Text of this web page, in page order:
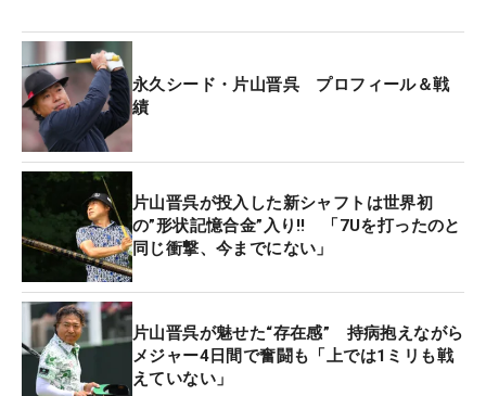
永久シード・片山晋呉 プロフィール＆戦
績
片山晋呉が投入した新シャフトは世界初
の”形状記憶合金”入り‼ 「7Uを打ったのと
同じ衝撃、今までにない」
片山晋呉が魅せた“存在感” 持病抱えながら
メジャー4日間で奮闘も「上では1ミリも戦
えていない」